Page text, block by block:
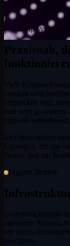
Warum ip-systems
Praxisnah,
Viele Kunden
sondern weil
feststecken oder
dort setzt ip-systems
sinnvoll weiterbauen.
Im Fokus stehen
Lösungen, die zur
Bedarf und zur
Eigener Betrieb
ip-systems betreibt
anonymer Massen-
mit
bewähren.